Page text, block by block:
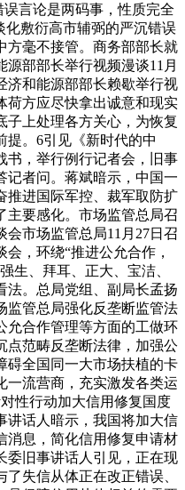
误言论是两码事，性质完全
化敷衍高市辅弼的严沉错误
方毫不接管。商务部部长就
部部长举行视频漫谈11月
济和能源部部长赖歇举行视
荷方应尽快拿出诚意和现实
子上处理各方关心，为恢复
提。6引见《新时代的中
书，举行例行记者会，旧事
记者问。蒋斌暗示，中国一
推进国际军控、裁军取防扩
主要感化。市场监管总局召
会市场监管总局11月27日召
，环绕“推进公允合作，
生、拜耳、正大、宝洁、
法。总局党组、副局长孟扬
监管总局强化反垄断监管法
允合作管理等方面的工做环
点范畴反垄断法律，加强公
碍全国同一大市场扶植的卡
一流营商，充实激发各类运
性行动加大信用修复国度
讲话人暗示，我国将加大信
消息，简化信用修复申请材
委旧事讲话人引见，正在现
失信从体正在改正错误、